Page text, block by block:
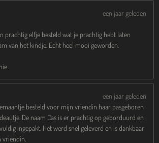
een jaar geleden
prachtig elfje besteld wat je prachtig hebt laten
van het kindje. Echt heel mooi geworden.
een jaar geleden
besteld voor mijn vriendin haar pasgeboren
De naam Cas is er prachtig op geborduurd en
ingepakt. Het werd snel geleverd en is dankbaar